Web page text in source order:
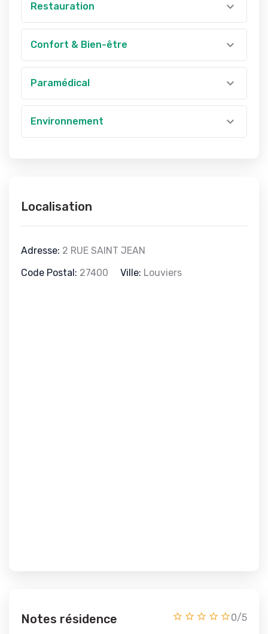
Restauration
Confort & Bien-être
Paramédical
Environnement
Localisation
Adresse: 2 RUE SAINT JEAN
Code Postal: 27400 Ville: Louviers
Notes résidence 0/5